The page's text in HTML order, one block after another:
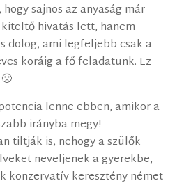
sajnos az anyaság már
hivatás lett, hanem
dolog, ami legfeljebb csak a
koráig a fő feladatunk. Ez
lenne ebben, amikor a
irányba megy!
tiltják is, nehogy a szülők
neveljenek a gyerekbe,
konzervatív keresztény német